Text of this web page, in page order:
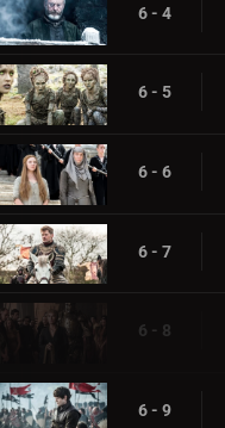
6 - 4
6 - 5
6 - 6
6 - 7
6 - 8
6 - 9